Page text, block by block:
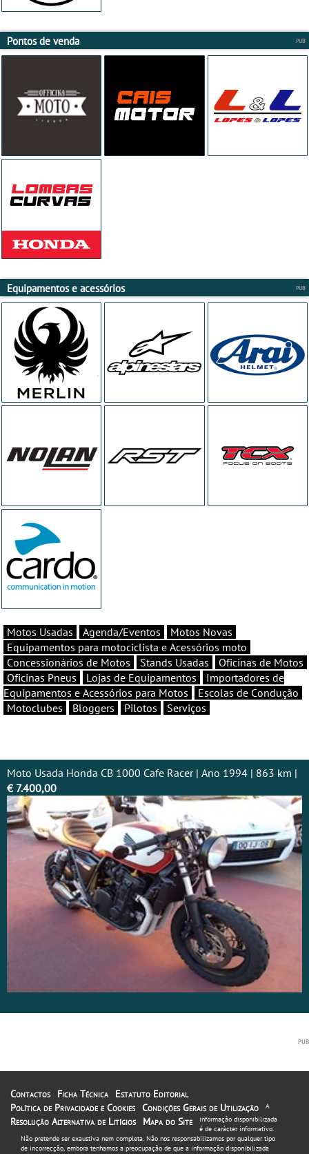
Pontos de venda
Equipamentos e acessórios
Motos Usadas Agenda/Eventos
Motos Novas
Equipamentos para motociclista e Acessórios moto
Concessionários de Motos
Stands Usadas
Oficinas de Motos
Oficinas Pneus
Lojas de Equipamentos
Importadores de
Equipamentos e Acessórios para Motos
Escolas de Condução
Motoclubes
Bloggers Pilotos Serviços
Moto Usada Honda CB 1000 Cafe Racer | Ano 1994 | 863 km |
€ 7.400,00
Contactos Ficha Técnica
Estatuto Editorial
Política de Privacidade e Cookies Condições Gerais de Utilização
Resolução Alternativa de Litígios
Mapa do Site
A
informação disponibilizada
é de carácter informativo.
Não pretende ser exaustiva nem completa. Não nos responsabilizamos por qualquer tipo
de incorrecção, embora tenhamos a preocupação de que a informação disponibilizada